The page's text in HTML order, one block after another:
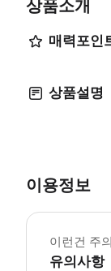
상품소개
매력포인
상품설명
이용정보
이런건 주
유의사항